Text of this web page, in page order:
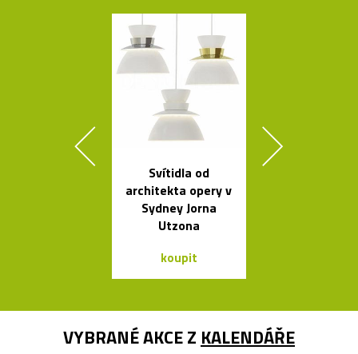
Svítidla od
architekta opery v
Sydney Jorna
Utzona
koupit
VYBRANÉ AKCE Z KALENDÁŘE